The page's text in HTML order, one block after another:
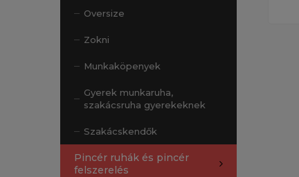
Oversize
Zokni
Munkaköpenyek
Gyerek munkaruha,
szakácsruha gyerekeknek
Szakácskendők
Pincér ruhák és pincér
felszerelés